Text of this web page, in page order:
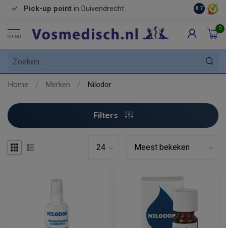
Pick-up point in Duivendrecht 8.7
MENU
0
Home / Merken / Nilodor
Filters